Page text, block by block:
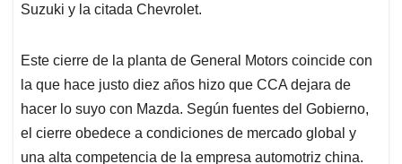
Suzuki y la citada Chevrolet.
Este cierre de la planta de General Motors coincide con
la que hace justo diez años hizo que CCA dejara de
hacer lo suyo con Mazda. Según fuentes del Gobierno,
el cierre obedece a condiciones de mercado global y
una alta competencia de la empresa automotriz china.